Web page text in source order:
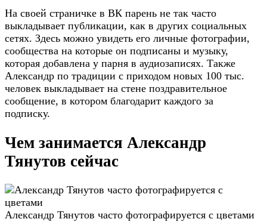
На своей страничке в ВК парень не так часто
выкладывает публикации, как в других социальных
сетях. Здесь можно увидеть его личные фотографии,
сообщества на которые он подписаны и музыку,
которая добавлена у парня в аудиозаписях. Также
Александр по традиции с приходом новых 100 тыс.
человек выкладывает на стене поздравительное
сообщение, в котором благодарит каждого за
подписку.
Чем занимается Александр
Тянутов сейчас
Александр Тянутов часто фотографируется с цветами